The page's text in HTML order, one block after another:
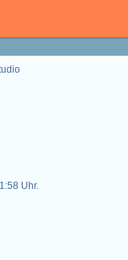
Uhr.